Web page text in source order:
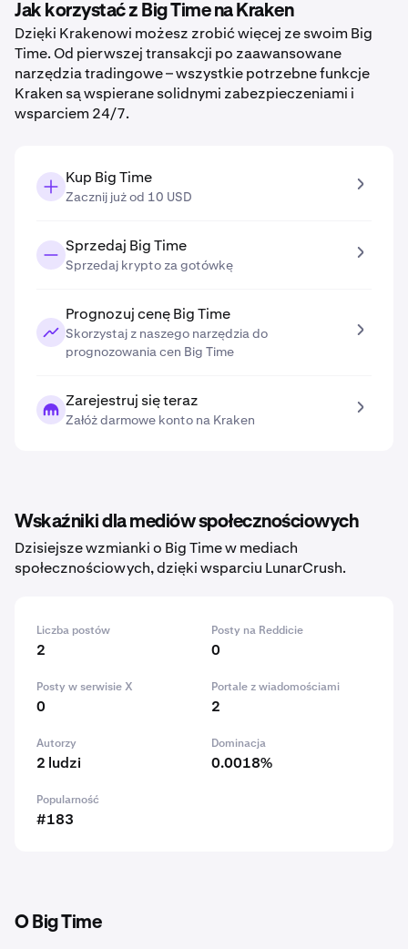
Jak korzystać z Big Time na Kraken
Dzięki Krakenowi możesz zrobić więcej ze swoim Big
Time. Od pierwszej transakcji po zaawansowane
narzędzia tradingowe – wszystkie potrzebne funkcje
Kraken są wspierane solidnymi zabezpieczeniami i
wsparciem 24/7.
Kup Big Time
Zacznij już od 10 USD
Sprzedaj Big Time
Sprzedaj krypto za gotówkę
Prognozuj cenę Big Time
Skorzystaj z naszego narzędzia do
prognozowania cen Big Time
Zarejestruj się teraz
Załóż darmowe konto na Kraken
Wskaźniki dla mediów społecznościowych
Dzisiejsze wzmianki o Big Time w mediach
społecznościowych, dzięki wsparciu LunarCrush.
Liczba postów
2
Posty na Reddicie
0
Posty w serwisie X
0
Portale z wiadomościami
2
Autorzy
2 ludzi
Dominacja
0.0018%
Popularność
#183
O Big Time